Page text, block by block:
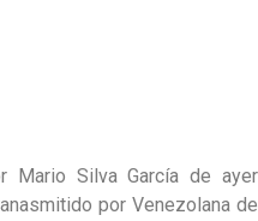
Mario Silva García de ayer
por Venezolana de